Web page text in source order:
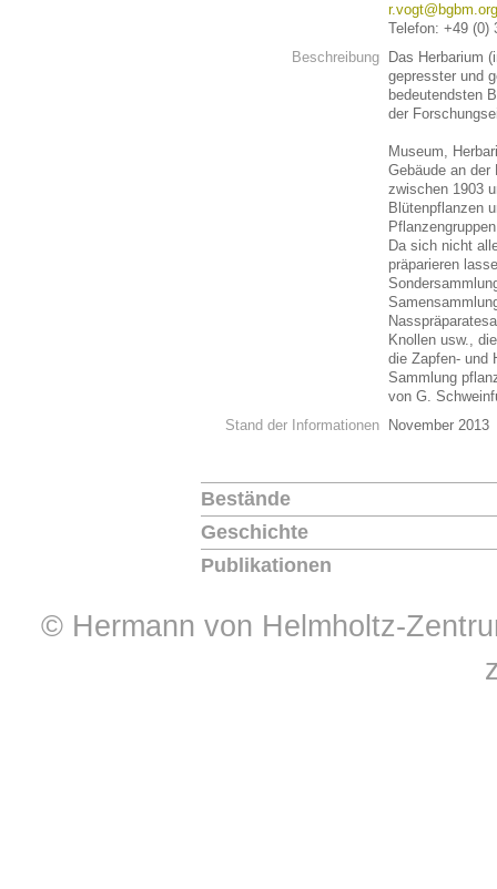
r.vogt@bgbm.org
Telefon: +49 (0)
Beschreibung
Das Herbarium
gepresster und
bedeutendsten
der
Museum,
Gebäude an der
zwischen 1903
Blütenpflanzen
Da sich nicht
präparieren
Knollen usw.,
die Zapfen- und
Sammlung
von G.
Stand der Informationen
November 2013
Bestände
Geschichte
Publikationen
© Hermann von Helmholtz-